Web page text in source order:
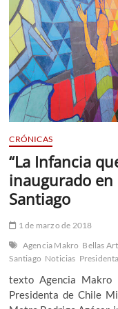
CRÓNICAS
“La Infancia
inaugurado en
Santiago
1 de marzo de 2018
Agencia Makro Bellas
Santiago Noticias
texto Agencia
Presidenta de Chile